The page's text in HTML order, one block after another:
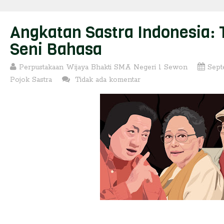
Angkatan Sastra Indonesia:
Seni Bahasa
Perpustakaan Wijaya Bhakti SMA Negeri 1 Sewon
Pojok Sastra
Tidak ada komentar